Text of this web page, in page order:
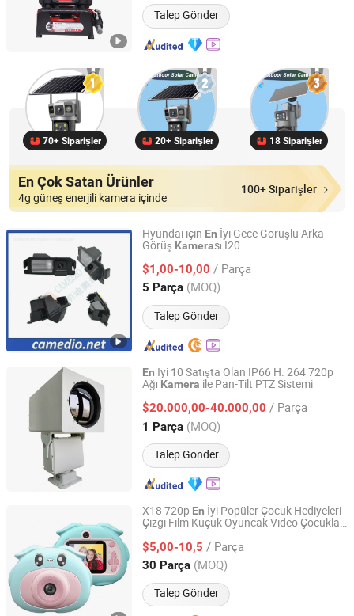
Talep Gönder
70+ Siparişler 20+ Siparişler 18 Siparişler
En Çok Satan Ürünler
4g güneş enerjili kamera içinde
100+ Siparişler
Hyundai için En İyi Gece Görüşlü Arka
Görüş Kamerası I20
$1,00-10,00 / Parça
5 Parça (MOQ)
Talep Gönder
Shenzhen Camedio Technology Co., Ltd.
Guangdong, China Fiyat 2014
En İyi 10 Satışta Olan IP66 H. 264 720p
Ağı Kamera ile Pan-Tilt PTZ Sistemi
$20.000,00-40.000,00 / Parça
1 Parça (MOQ)
Talep Gönder
Shandong Sheenrun Optics & Electronics Co., Ltd.
Shandong, China Fiyat 2010
X18 720p En İyi Popüler Çocuk Hediyeleri
Çizgi Film Küçük Oyuncak Video Çocuklar
$5,00-10,5 / Parça
30 Parça (MOQ)
Talep Gönder
Shenzhen Runton Technology Co., Ltd.
Guangdong, China Fiyat 2018